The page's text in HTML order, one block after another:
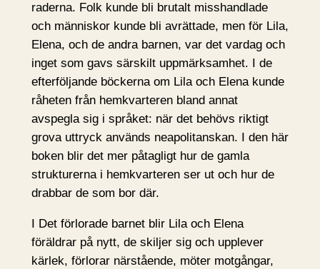
raderna. Folk kunde bli brutalt misshandlade
och människor kunde bli avrättade, men för Lila,
Elena, och de andra barnen, var det vardag och
inget som gavs särskilt uppmärksamhet. I de
efterföljande böckerna om Lila och Elena kunde
råheten från hemkvarteren bland annat
avspegla sig i språket: när det behövs riktigt
grova uttryck används neapolitanskan. I den här
boken blir det mer påtagligt hur de gamla
strukturerna i hemkvarteren ser ut och hur de
drabbar de som bor där.
I Det förlorade barnet blir Lila och Elena
föräldrar på nytt, de skiljer sig och upplever
kärlek, förlorar närstående, möter motgångar,